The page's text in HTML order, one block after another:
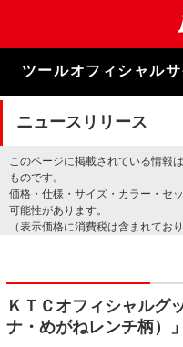
ま
キ
ツールオフィシャルサ
ニュースリリース
このページに掲載されている情報
ものです。
価格・仕様・サイズ・カラー・セ
可能性があります。
（表示価格に消費税は含まれてお
ＫＴＣオフィシャルグ
ナ・めがねレンチ柄）